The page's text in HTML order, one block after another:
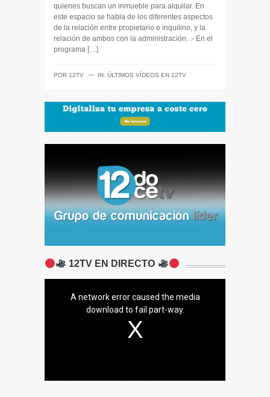
quienes buscan un inmueble para alquilar. En
este espacio se habla de los diferentes aspectos
de la relación entre propietario e inquilino, y la
relación de ambos con la administración. .- En el
programa […]
POR 12TV ─ IN: ÚLTIMOS VÍDEOS EN 12TV
12TV EN DIRECTO
A network error caused the media
download to fail part-way.